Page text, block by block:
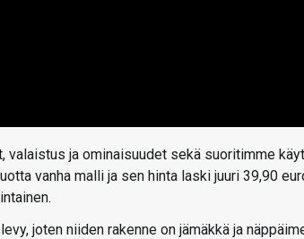
ja ominaisuudet sekä suoritimme
vanha malli ja sen hinta laski juuri 39,90
joten niiden rakenne on jämäkkä ja